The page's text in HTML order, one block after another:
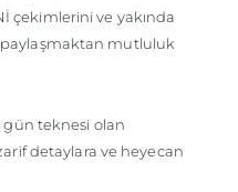
DEĞERINI
çekimlerini ve yakında
mutluluk
gün teknesi olan
detaylara ve heyecan